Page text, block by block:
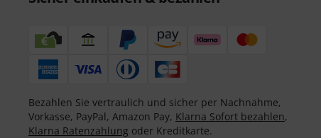
Bezahlen Sie vertraulich und sicher per Nachnahme,
Vorkasse, PayPal, Amazon Pay, Klarna Sofort bezahlen,
Klarna Ratenzahlung oder Kreditkarte.